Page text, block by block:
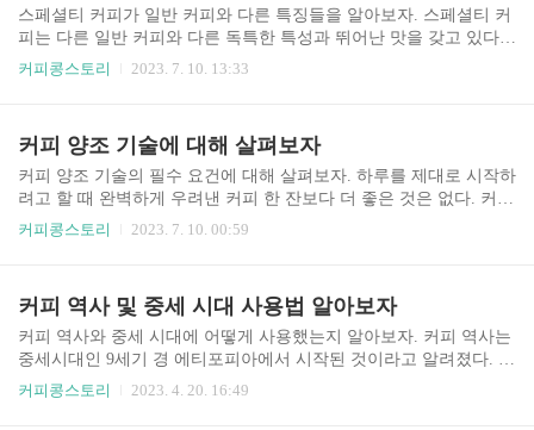
이다. 콜롬비아, 브라질, 과테말라와 같은 나라는 감각을 사로잡는
특별한 커피를 생산한다. 부드러운 바디감과 캐러멜과 초콜릿 향이
어우러진 콜롬비아 커피는 세계적으로 유명하다. 브라질 커피는 고
소하고 달콤한 맛이 있어 에스프레소 애호가들에게..
스페셜티 커피가 일반 커피와 다른 특징들을 알아보자. 스페셜티 커
피는 다른 일반 커피와 다른 독특한 특성과 뛰어난 맛을 갖고 있다.
차별화된 완벽한 커피 한 잔 뒤에 숨은 예술과 과학을 발견하기 위해
방식을 통해 진정으로 뛰어난 커피 경험을 제공한다. 좋은 재배 조건
으로 유명한 특정 지역에서 공급되는 고품질 아라비카 원두를 골라
서 만든다. 이 원두는 가장 잘 익은 상태에서 수작업을 직접 따서 최
적의 맛을 낼 수 있다. 일단 콩이 수확되면 엄격한 로스팅 과정을 거
친다. 스페셜티 커피 로스터는 각각의 원두..
커피콩스토리 2023. 7. 10. 13:33
커피 양조 기술에 대해 살펴보자
커피 양조 기술의 필수 요건에 대해 살펴보자. 하루를 제대로 시작하
려고 할 때 완벽하게 우려낸 커피 한 잔보다 더 좋은 것은 없다. 커피
를 내리는 기술인 커피 양조 기술은 아침 루틴을 새로운 차원으로 끌
내리기 위해서는 올바른 원두를 선택하는 것부터 시작해야 한다. 원
두를 선택할 때는 원두 품종, 로스트 레벨, 신선도를 고려해야 한다.
먼저 커피 원두에는 아라비카와 로부스타 등 다양한 품종이 있다. 아
라비카 원두는 섬세한 향미로 유명하며, 로부스타 원두는 더 강렬한
맛을 제공한다. 다음으로 로스트 레벨을 구..
커피콩스토리 2023. 7. 10. 00:59
커피 역사 및 중세 시대 사용법 알아보자
커피 역사와 중세 시대에 어떻게 사용했는지 알아보자. 커피 역사는
중세시대인 9세기 경 에티포피아에서 시작된 것이라고 알려졌다. 이
후 15세기까지인 중세시대에 알려지기 시작했다. 우연한 계기로 발
커피콩스토리 2023. 4. 20. 16:49